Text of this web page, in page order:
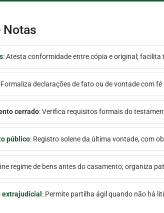
Notas
: Atesta conformidade entre cópia e original;
Formaliza declarações de fato ou de vontade com
cerrado: Verifica requisitos formais do
público: Registro solene da última vontade, com
regime de bens antes do casamento; organiza
: Permite partilha ágil quando não há